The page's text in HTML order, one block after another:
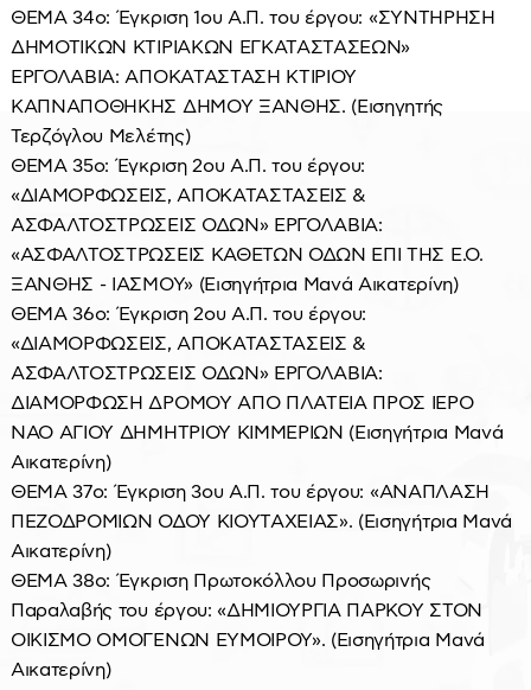
ΘΕΜΑ 34ο: Έγκριση 1ου Α.Π. του έργου: «ΣΥΝΤΗΡΗΣΗ
ΔΗΜΟΤΙΚΩΝ ΚΤΙΡΙΑΚΩΝ ΕΓΚΑΤΑΣΤΑΣΕΩΝ»
ΕΡΓΟΛΑΒΙΑ: ΑΠΟΚΑΤΑΣΤΑΣΗ ΚΤΙΡΙΟΥ
ΚΑΠΝΑΠΟΘΗΚΗΣ ΔΗΜΟΥ ΞΑΝΘΗΣ. (Εισηγητής
Τερζόγλου Μελέτης)
ΘΕΜΑ 35ο: Έγκριση 2ου Α.Π. του έργου:
«ΔΙΑΜΟΡΦΩΣΕΙΣ, ΑΠΟΚΑΤΑΣΤΑΣΕΙΣ &
ΑΣΦΑΛΤΟΣΤΡΩΣΕΙΣ ΟΔΩΝ» ΕΡΓΟΛΑΒΙΑ:
«ΑΣΦΑΛΤΟΣΤΡΩΣΕΙΣ ΚΑΘΕΤΩΝ ΟΔΩΝ ΕΠΙ ΤΗΣ Ε.Ο.
ΞΑΝΘΗΣ - ΙΑΣΜΟΥ» (Εισηγήτρια Μανά Αικατερίνη)
ΘΕΜΑ 36ο: Έγκριση 2ου Α.Π. του έργου:
«ΔΙΑΜΟΡΦΩΣΕΙΣ, ΑΠΟΚΑΤΑΣΤΑΣΕΙΣ &
ΑΣΦΑΛΤΟΣΤΡΩΣΕΙΣ ΟΔΩΝ» ΕΡΓΟΛΑΒΙΑ:
ΔΙΑΜΟΡΦΩΣΗ ΔΡΟΜΟΥ ΑΠΟ ΠΛΑΤΕΙΑ ΠΡΟΣ ΙΕΡΟ
ΝΑΟ ΑΓΙΟΥ ΔΗΜΗΤΡΙΟΥ ΚΙΜΜΕΡΙΩΝ (Εισηγήτρια Μανά
Αικατερίνη)
ΘΕΜΑ 37ο: Έγκριση 3ου Α.Π. του έργου: «ΑΝΑΠΛΑΣΗ
ΠΕΖΟΔΡΟΜΙΩΝ ΟΔΟΥ ΚΙΟΥΤΑΧΕΙΑΣ». (Εισηγήτρια Μανά
Αικατερίνη)
ΘΕΜΑ 38ο: Έγκριση Πρωτοκόλλου Προσωρινής
Παραλαβής του έργου: «ΔΗΜΙΟΥΡΓΙΑ ΠΑΡΚΟΥ ΣΤΟΝ
ΟΙΚΙΣΜΟ ΟΜΟΓΕΝΩΝ ΕΥΜΟΙΡΟΥ». (Εισηγήτρια Μανά
Αικατερίνη)